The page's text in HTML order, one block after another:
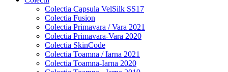
Colectia Capsula VelSilk SS17
Colectia Fusion
Colectia Primavara / Vara 2021
Colectia Primavara-Vara 2020
Colectia SkinCode
Colectia Toamna / Iarna 2021
Colectia Toamna-Iarna 2020